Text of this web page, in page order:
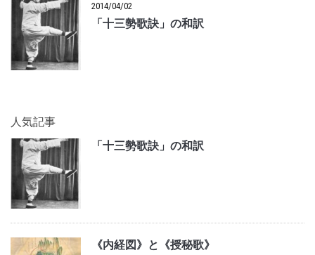
2014/04/02
「十三勢歌訣」の和訳
人気記事
「十三勢歌訣」の和訳
《内経図》と《授秘歌》